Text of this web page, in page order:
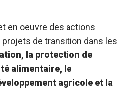
en oeuvre des actions
de transition dans les
la protection de
alimentaire, le
agricole et la